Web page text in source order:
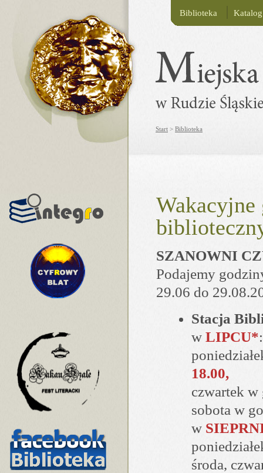
Biblioteka
Start > Biblioteka
SZANOWNI
Podajemy
29.06 do
Stacja
w LIPCU*:
18.00,
czwartek
sobota w
w
środa,